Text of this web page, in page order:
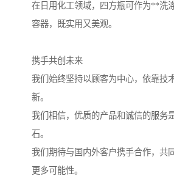
在日用化工领域，四方瓶可作为**洗
容器，既实用又美观。
携手共创未来
我们始终坚持以顾客为中心，依靠技
新。
我们相信，优质的产品和诚信的服务
石。
我们期待与国内外客户携手合作，共
更多可能性。